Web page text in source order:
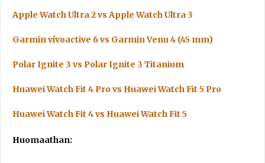
Apple Watch Ultra 2 vs Apple Watch Ultra 3
Garmin vívoactive 6 vs Garmin Venu 4 (45 mm)
Polar Ignite 3 vs Polar Ignite 3 Titanium
Huawei Watch Fit 4 Pro vs Huawei Watch Fit 5 Pro
Huawei Watch Fit 4 vs Huawei Watch Fit 5
Huomaathan: